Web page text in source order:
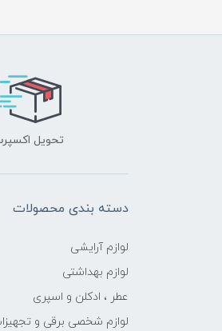
تحویل
دسته بندی محصولات
لوازم آرایشی
لوازم بهداشتی
عطر ، ادکلن و اسپری
لوازم شخصی برقی و